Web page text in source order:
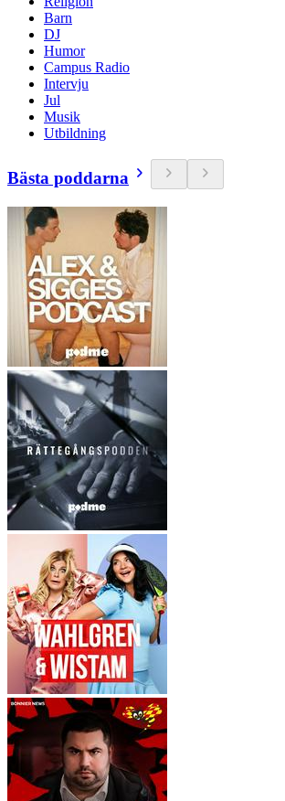
Barn
DJ
Humor
Campus Radio
Intervju
Jul
Musik
Utbildning
Bästa poddarna